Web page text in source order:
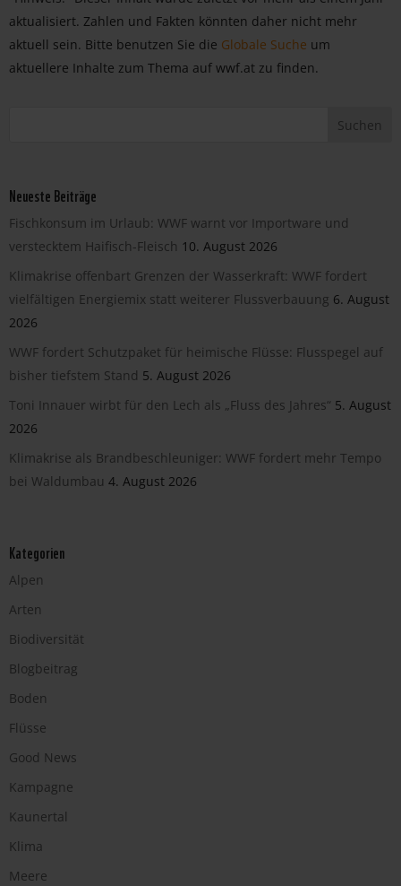
aktualisiert. Zahlen und Fakten könnten daher nicht mehr
aktuell sein. Bitte benutzen Sie die Globale Suche um
aktuellere Inhalte zum Thema auf wwf.at zu finden.
Neueste Beiträge
Fischkonsum im Urlaub: WWF warnt vor Importware und
verstecktem Haifisch-Fleisch 10. August 2026
Klimakrise offenbart Grenzen der Wasserkraft: WWF fordert
vielfältigen Energiemix statt weiterer Flussverbauung 6. August
2026
WWF fordert Schutzpaket für heimische Flüsse: Flusspegel auf
bisher tiefstem Stand 5. August 2026
Toni Innauer wirbt für den Lech als „Fluss des Jahres“ 5. August
2026
Klimakrise als Brandbeschleuniger: WWF fordert mehr Tempo
bei Waldumbau 4. August 2026
Kategorien
Alpen
Arten
Biodiversität
Blogbeitrag
Boden
Flüsse
Good News
Kampagne
Kaunertal
Klima
Meere